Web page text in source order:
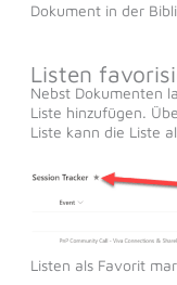
Dokument in der
Listen
Nebst Dokumenten
Liste hinzufügen.
Liste kann die Liste
Listen als Favorit